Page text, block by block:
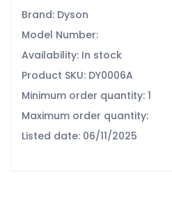
Brand: Dyson
Model Number:
Availability: In stock
Product SKU: DY0006A
Minimum order quantity: 1
Maximum order quantity:
Listed date: 06/11/2025